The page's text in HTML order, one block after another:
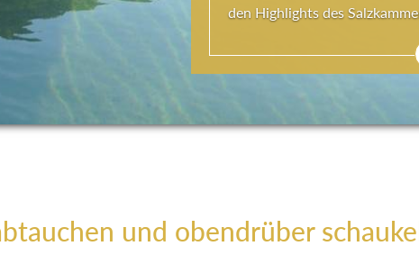
Seen.
und obendrüber